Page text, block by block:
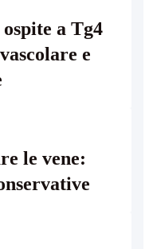
a Tg4
e
le vene: